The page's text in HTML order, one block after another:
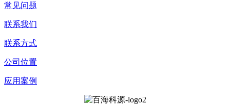
常见问题
联系我们
联系方式
公司位置
应用案例